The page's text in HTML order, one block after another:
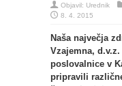
Objavil: Urednik
8. 4. 2015
Naša največja
Vzajemna,
poslovalnice v
pripravili